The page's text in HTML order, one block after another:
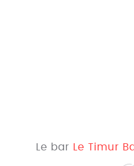
Le bar Le Timur